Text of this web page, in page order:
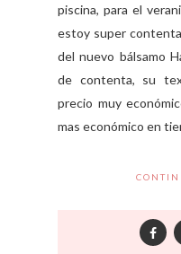
piscina, para el
estoy super
del nuevo bálsamo
de contenta, su
precio muy
mas económico en